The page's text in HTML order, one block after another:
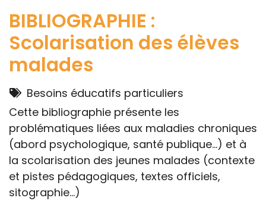
BIBLIOGRAPHIE :
Scolarisation des élèves
malades
Besoins éducatifs particuliers
Cette bibliographie présente les
problématiques liées aux maladies chroniques
(abord psychologique, santé publique...) et à
la scolarisation des jeunes malades (contexte
et pistes pédagogiques, textes officiels,
sitographie...)